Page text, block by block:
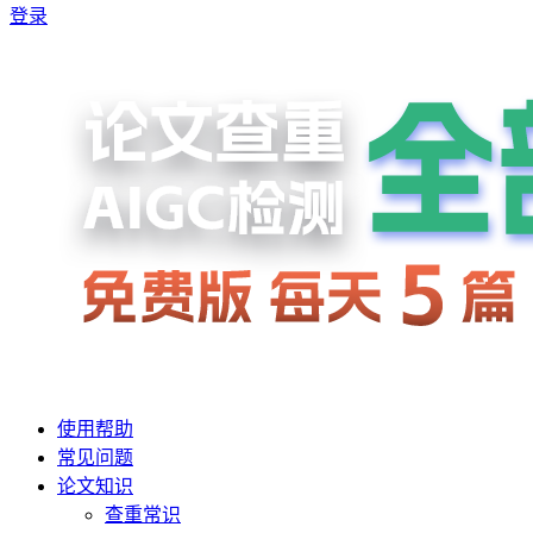
登录
使用帮助
常见问题
论文知识
查重常识